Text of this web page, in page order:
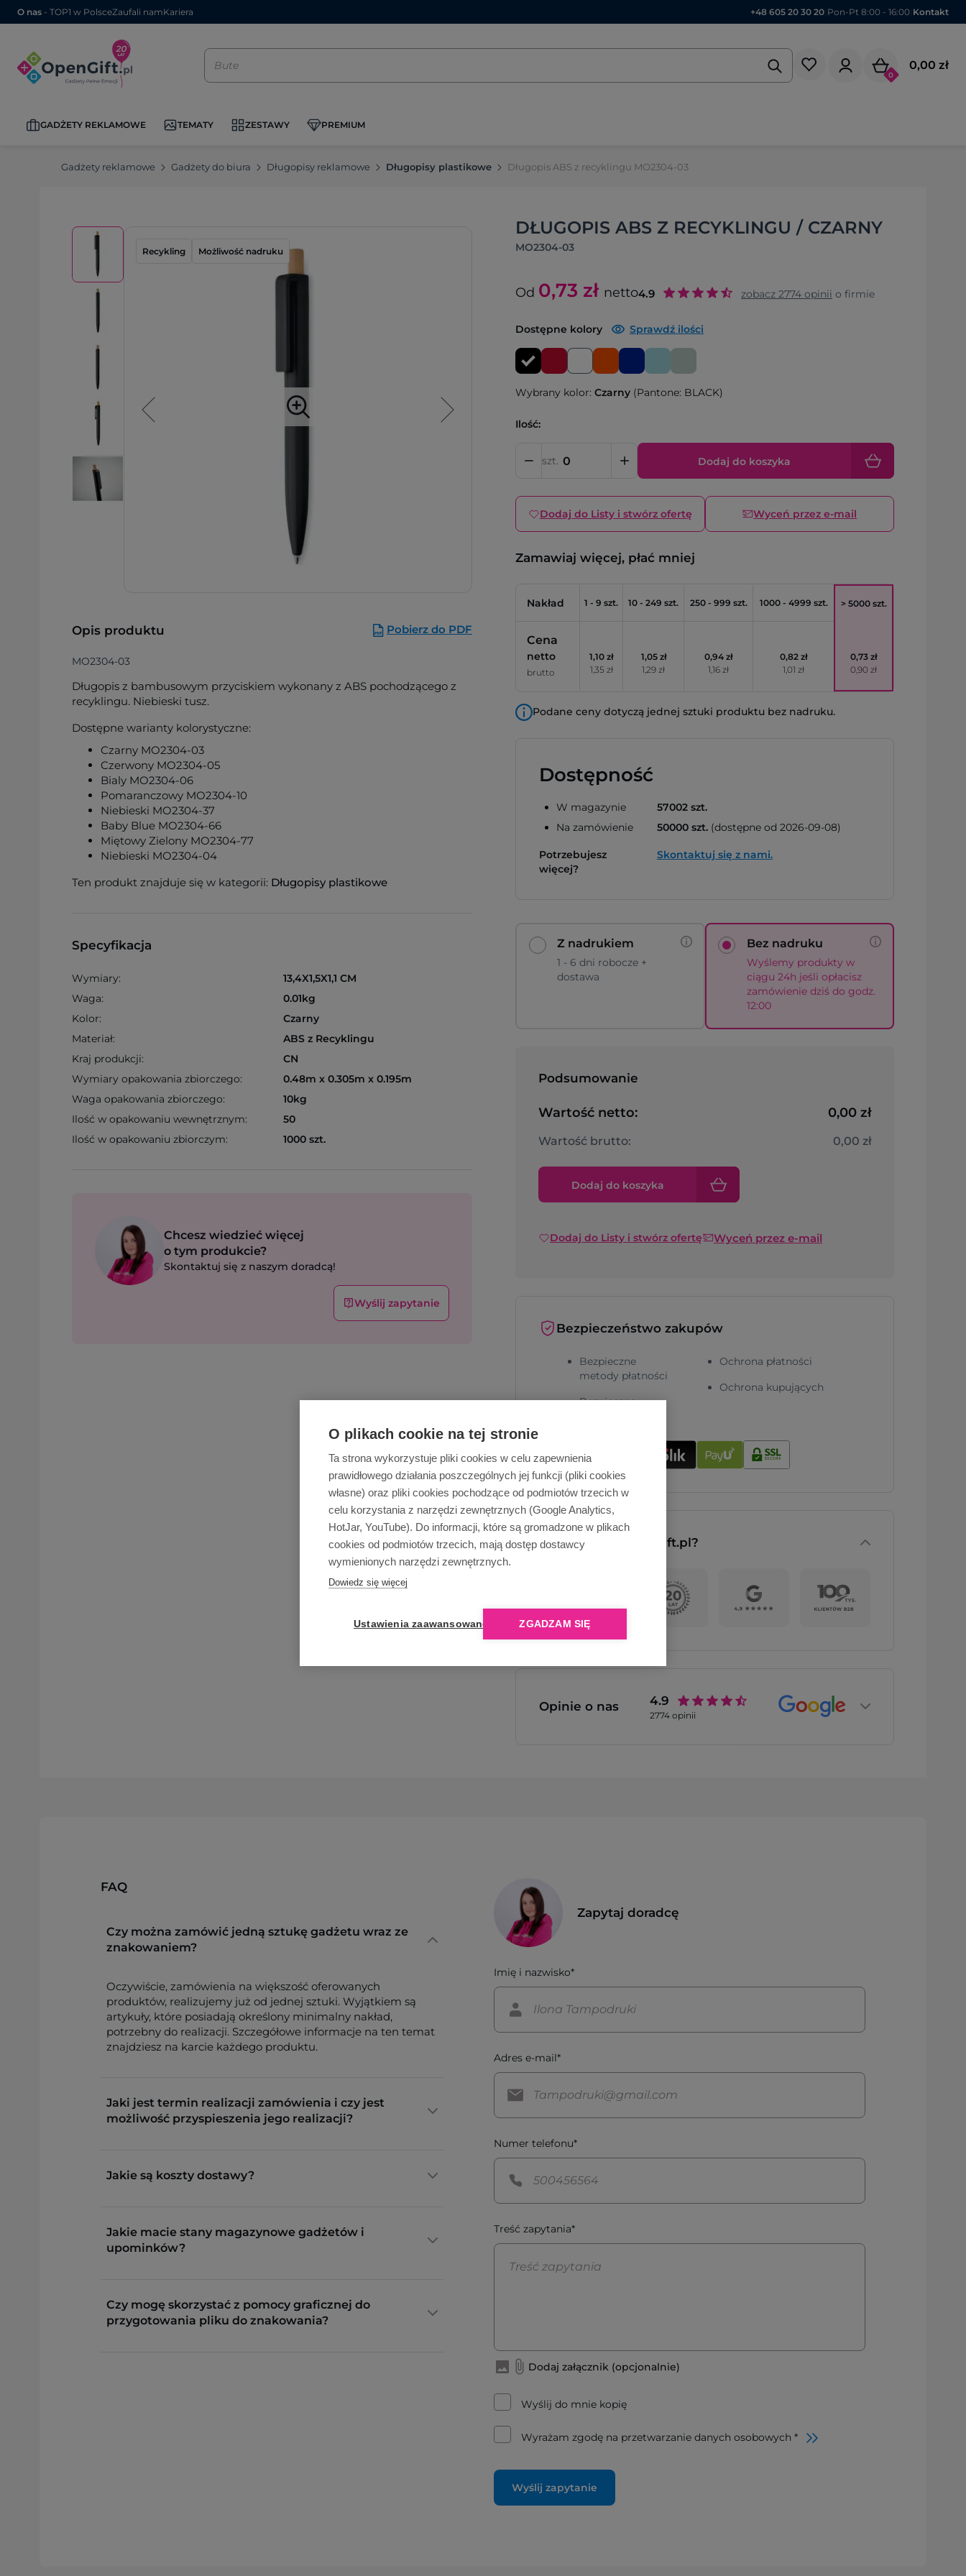
O plikach cookie na tej stronie
Ta strona wykorzystuje pliki cookies w celu zapewnienia
prawidłowego działania poszczególnych jej funkcji (pliki cookies
własne) oraz pliki cookies pochodzące od podmiotów trzecich w
celu korzystania z narzędzi zewnętrznych (Google Analytics,
HotJar, YouTube). Do informacji, które są gromadzone w plikach
cookies od podmiotów trzecich, mają dostęp dostawcy
wymienionych narzędzi zewnętrznych.
Dowiedz się więcej
Ustawienia zaawansowane ZGADZAM SIĘ
O nas - TOP1 w PolsceZaufali namKariera +48 605 20 30 20 Pon-Pt 8:00 - 16:00 Kontakt
0
0,00 zł
GADŻETY REKLAMOWE TEMATY ZESTAWY PREMIUM
Gadżety reklamowe Gadżety do biura Długopisy reklamowe Długopisy plastikowe Długopis ABS z recyklingu MO2304-03
DŁUGOPIS ABS Z RECYKLINGU / CZARNY
MO2304-03
Recykling Możliwość nadruku
Opis produktu Pobierz do PDF
MO2304-03
Długopis z bambusowym przyciskiem wykonany z ABS pochodzącego z
recyklingu. Niebieski tusz.
Dostępne warianty kolorystyczne:
Czarny MO2304-03
Czerwony MO2304-05
Bialy MO2304-06
Pomaranczowy MO2304-10
Niebieski MO2304-37
Baby Blue MO2304-66
Miętowy Zielony MO2304-77
Niebieski MO2304-04
Ten produkt znajduje się w kategorii: Długopisy plastikowe
Specyfikacja
Wymiary:
13,4X1,5X1,1 CM
Waga:
0.01kg
Kolor:
Czarny
Materiał:
ABS z Recyklingu
Kraj produkcji:
CN
Wymiary opakowania zbiorczego:
0.48m x 0.305m x 0.195m
Waga opakowania zbiorczego:
10kg
Ilość w opakowaniu wewnętrznym:
50
Ilość w opakowaniu zbiorczym:
1000 szt.
Chcesz wiedzieć więcej
o tym produkcie?
Skontaktuj się z naszym doradcą!
Wyślij zapytanie
Od 0,73 zł netto4.9 zobacz 2774 opinii o firmie
Dostępne kolory Sprawdź ilości
Wybrany kolor: Czarny (Pantone: BLACK)
Ilość:
szt. Dodaj do koszyka
Dodaj do Listy i stwórz ofertę Wyceń przez e-mail
Zamawiaj więcej, płać mniej
Nakład 1 - 9 szt. 10 - 249 szt. 250 - 999 szt. 1000 - 4999 szt. > 5000 szt.
Cena
netto
brutto
1,10 zł
1,35 zł
1,05 zł
1,29 zł
0,94 zł
1,16 zł
0,82 zł
1,01 zł
0,73 zł
0,90 zł
Podane ceny dotyczą jednej sztuki produktu bez nadruku.
Dostępność
W magazynie
Na zamówienie
57002 szt.
50000 szt.(dostępne od 2026-09-08)
Potrzebujesz
więcej?
Skontaktuj się z nami.
Z nadrukiem
1 - 6 dni robocze +
dostawa
Bez nadruku
Wyślemy produkty w
ciągu 24h jeśli opłacisz
zamówienie dziś do godz.
12:00
Podsumowanie
Wartość netto: 0,00 zł
Wartość brutto: 0,00 zł
Dodaj do koszyka
Dodaj do Listy i stwórz ofertę Wyceń przez e-mail
Bezpieczeństwo zakupów
Bezpieczne
metody płatności
Bezpieczna
Ochrona płatności
Ochrona kupujących
Dlaczego OpenGift.pl?
Opinie o nas 4.9
2774opinii
FAQ
Czy można zamówić jedną sztukę gadżetu wraz ze
znakowaniem?
Oczywiście, zamówienia na większość oferowanych
produktów, realizujemy już od jednej sztuki. Wyjątkiem są
artykuły, które posiadają określony minimalny nakład,
potrzebny do realizacji. Szczegółowe informacje na ten temat
znajdziesz na karcie każdego produktu.
Jaki jest termin realizacji zamówienia i czy jest
możliwość przyspieszenia jego realizacji?
Jakie są koszty dostawy?
Jakie macie stany magazynowe gadżetów i
upominków?
Czy mogę skorzystać z pomocy graficznej do
przygotowania pliku do znakowania?
Zapytaj doradcę
Imię i nazwisko*
Adres e-mail*
Numer telefonu*
Treść zapytania*
Dodaj załącznik (opcjonalnie)
Wyślij do mnie kopię
Wyrażam zgodę na przetwarzanie danych osobowych *
Wyślij zapytanie